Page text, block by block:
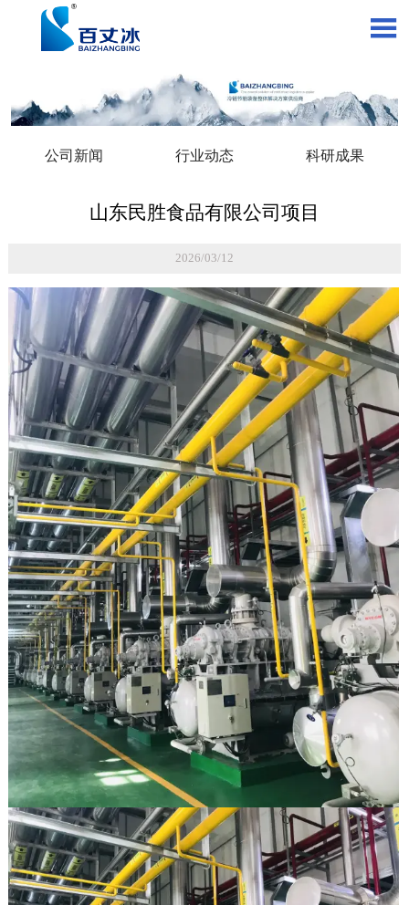

公司新闻 行业动态 科研成果
山东民胜食品有限公司项目
2026/03/12